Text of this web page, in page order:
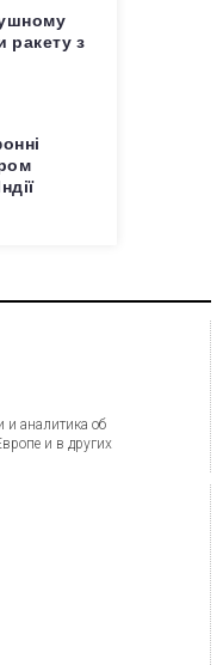
ракету з
и аналитика об
и в других